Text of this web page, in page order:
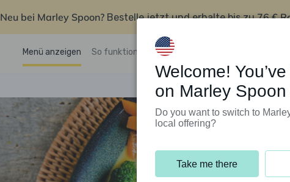
Neu bei Marley Spoon? Bestelle jetzt und erhalte bis zu76 €
Menü anzeigen So funktioniert’s Kundenservice
Welcome!
on Marley Spoon
Do you want to switch to
local offering?
Take me there